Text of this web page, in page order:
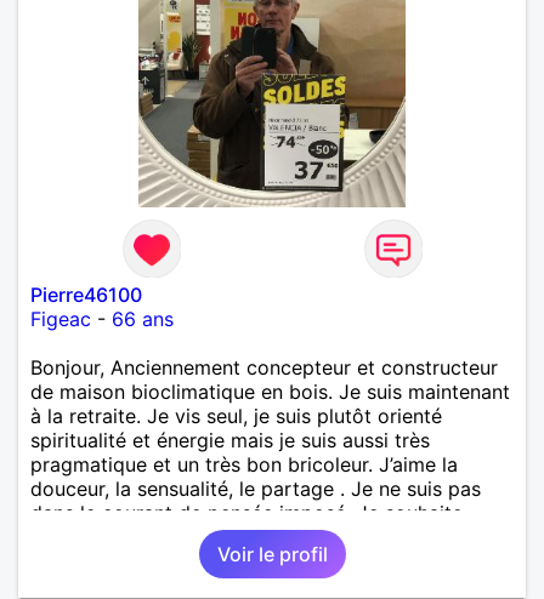
Pierre46100
Figeac - 66 ans
Bonjour, Anciennement concepteur et constructeur
de maison bioclimatique en bois. Je suis maintenant
à la retraite. Je vis seul, je suis plutôt orienté
spiritualité et énergie mais je suis aussi très
pragmatique et un très bon bricoleur. J’aime la
douceur, la sensualité, le partage . Je ne suis pas
dans le courant de pensée imposé. Je souhaite
rencontrer une personne pour partager,
expérimenté, découvrir ensemble et se soutenir
mutuellement pour devenir le meilleur de soi-même
Voir le profil